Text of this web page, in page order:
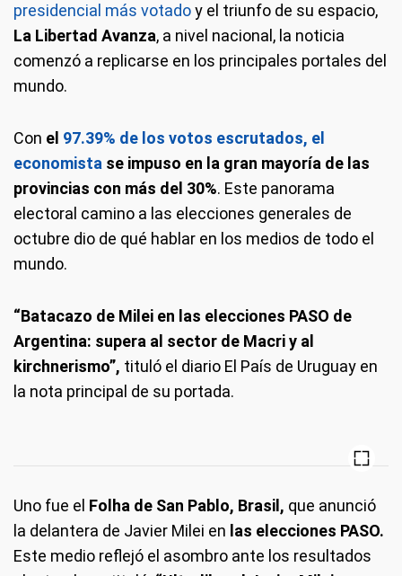
presidencial más votadoy el triunfo de su espacio,
La Libertad Avanza, a nivel nacional, la noticia
comenzó a replicarse en los principales portales del
mundo.
Con el 97.39% de los votos escrutados, el
economista se impuso en la gran mayoría de las
provincias con más del 30%. Este panorama
electoral camino a las elecciones generales de
octubre dio de qué hablar en los medios de todo el
mundo.
“Batacazo de Milei en las elecciones PASO de
Argentina: supera al sector de Macri y al
kirchnerismo”, tituló el diario El País de Uruguay en
la nota principal de su portada.
Uno fue el Folha de San Pablo, Brasil, que anunció
la delantera de Javier Milei en las elecciones PASO.
Este medio reflejó el asombro ante los resultados